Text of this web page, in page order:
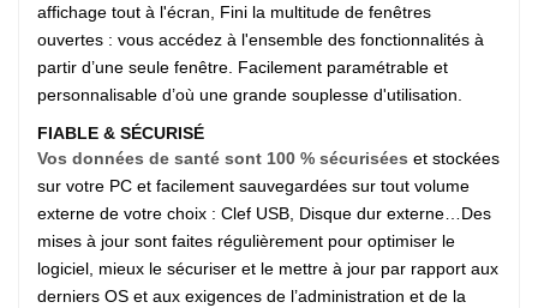
affichage tout à l'écran, Fini la multitude de fenêtres
ouvertes : vous accédez à l'ensemble des fonctionnalités à
partir d’une seule fenêtre. Facilement paramétrable et
personnalisable d’où une grande souplesse d'utilisation.
FIABLE & SÉCURISÉ
Vos données de santé sont 100 % sécurisées et stockées
sur votre PC et facilement sauvegardées sur tout volume
externe de votre choix : Clef USB, Disque dur externe…Des
mises à jour sont faites régulièrement pour optimiser le
logiciel, mieux le sécuriser et le mettre à jour par rapport aux
derniers OS et aux exigences de l’administration et de la